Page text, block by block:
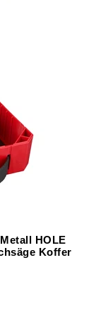
HOLE
Koffer